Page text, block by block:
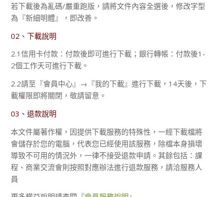
若下載後為亂碼/嚴重跑版，請將文件內容全選後，修改字型
為『新細明體』，即改善。
02、下載說明
2.1信用卡付款：付款後即可進行下載；銀行轉帳：付款後1-
2個工作天可進行下載。
2.2請至『會員中心』→『我的下載』進行下載，14天後，下
載權限即將關閉，敬請留意。
03、退款說明
本文件屬著作權，因提供下載服務的特殊性，一經下載檔將
會儲存於您的電腦，代表您已經使用該服務，除檔本身損壞
導致不可用的情況外，一律不接受退款申請。其餘包括：課
程、商業交流會則按照對應辦法進行退款服務，請洽服務人
員